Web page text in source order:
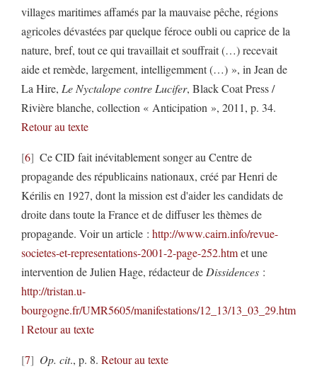
villages maritimes affamés par la mauvaise pêche, régions
agricoles dévastées par quelque féroce oubli ou caprice de la
nature, bref, tout ce qui travaillait et souffrait (…) recevait
aide et remède, largement, intelligemment (…) », in Jean de
La Hire, Le Nyctalope contre Lucifer, Black Coat Press /
Rivière blanche, collection « Anticipation », 2011, p. 34.
Retour au texte
6
Ce CID fait inévitablement songer au Centre de
propagande des républicains nationaux, créé par Henri de
Kérilis en 1927, dont la mission est d'aider les candidats de
droite dans toute la France et de diffuser les thèmes de
propagande. Voir un article : http://www.cairn.info/revue-
societes-et-representations-2001-2-page-252.htmet une
intervention de Julien Hage, rédacteur de Dissidences :
http://tristan.u-
bourgogne.fr/UMR5605/manifestations/12_13/13_03_29.htm
l Retour au texte
7 Op. cit., p. 8. Retour au texte